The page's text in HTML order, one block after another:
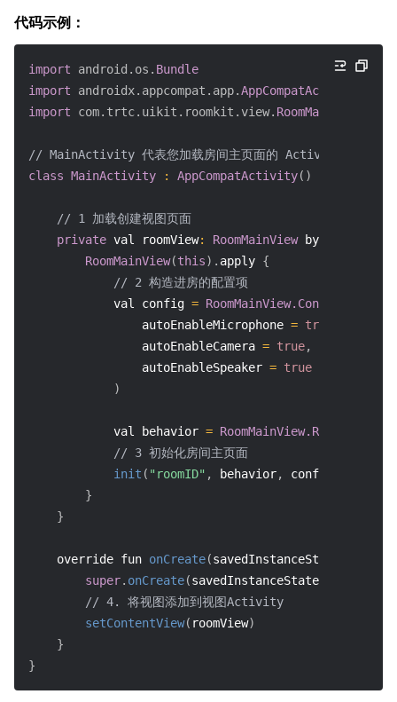
代码示例：
import android.os. Bundle
import
androidx.appcompat.app.AppCompatActivity
import
com.trtc.uikit.roomkit.view. RoomMainView
// MainActivity 代表您加载房间主页面的 Activity
class MainActivity : AppCompatActivity( )
// 1 加载创建视图页面
private val roomView: RoomMainView by lazy
RoomMainView(this) . apply {
// 2 构造进房的配置项
            val config
= RoomMainView.ConnectConfig
                autoEnableMicrophone
= true
                autoEnableCamera
= true,
                autoEnableSpeaker
= true
)
            val behavior
=
// 3 初始化房间主页面
init ( "roomID" , behavior, config
}
}
    override fun
onCreate(savedInstanceState
super. onCreate(savedInstanceState
// 4. 将视图添加到视图Activity
setContentView( roomView)
}
}